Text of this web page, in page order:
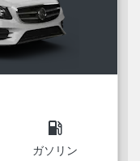
local_gas_station
ガソリン